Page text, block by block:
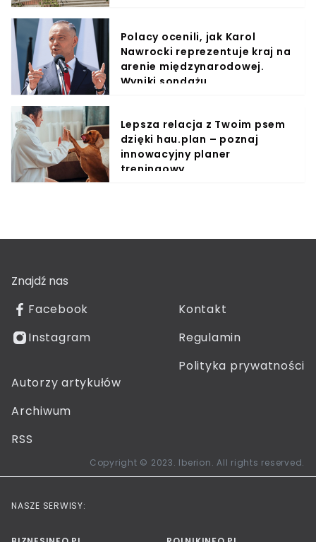
Polacy ocenili, jak Karol
Nawrocki reprezentuje kraj na
arenie międzynarodowej.
Wyniki sondażu
Lepsza relacja z Twoim psem
dzięki hau.plan – poznaj
innowacyjny planer
treningowy
Znajdź nas
Facebook
Instagram
Kontakt
Regulamin
Polityka prywatności
Autorzy artykułów
Archiwum
RSS
Copyright © 2023. Iberion. All rights reserved.
NASZE SERWISY: